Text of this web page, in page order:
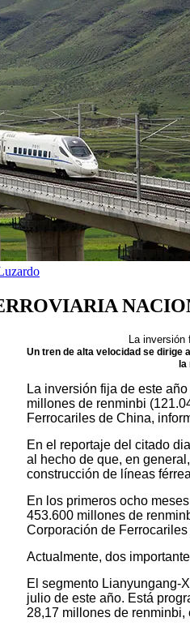
La
Un tren de alta velocidad se dirige
la
La inversión fija de este
millones de renminbi
Ferrocariles de China,
En el reportaje del citado
al hecho de que, en
construcción de líneas
En los primeros ocho
453.600 millones de
Corporación de
Actualmente, dos
El segmento Lianyungang-
julio de este año. Está
28,17 millones de